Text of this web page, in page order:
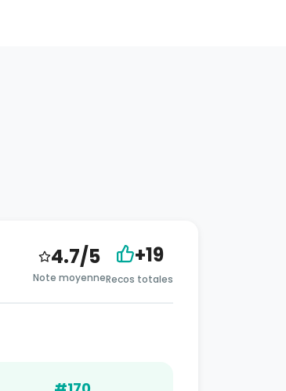
4.7/5
Note moyenne
+19
Recos totales